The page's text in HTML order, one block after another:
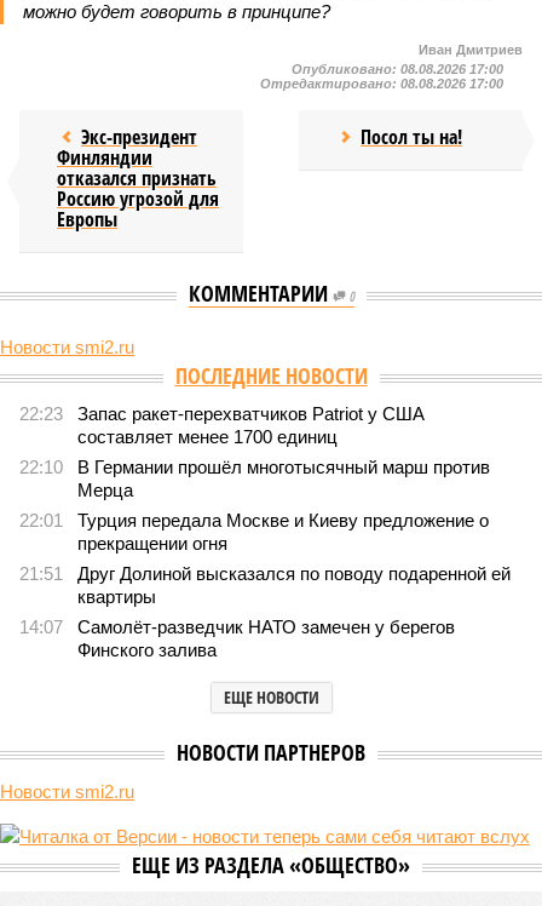
можно будет говорить в принципе?
Иван Дмитриев
Опубликовано: 08.08.2026 17:00
Отредактировано: 08.08.2026 17:00
Экс-президент
Финляндии
отказался признать
Россию угрозой для
Европы
Посол ты на!
КОММЕНТАРИИ 0
Новости smi2.ru
В нескольких станциях от уже сданного
«Сказочного леса» пайщики ЖК «Станция Л» продолжают ждать от
компании Capital Group начала реальной достройки
В нескольких станциях от уже сданного «Сказочного
леса» пайщики ЖК «Станция Л» продолжают ждать от
компании Capital Group начала реальной достройки
«Станция ожидания» для дольщиков
В нескольких станциях от уже сданного «Сказочного леса» пайщики ЖК
«Станция Л» продолжают ждать от компании Capital Group начала
Пока в Ярославском районе СВАО дольщики «Сказочного леса»
уже получают ключи – в мае 2026 года были получены